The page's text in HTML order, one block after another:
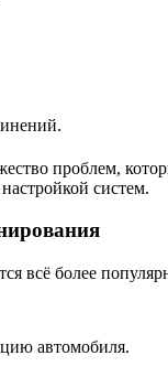
проблем,
систем.
всё более
автомобиля.